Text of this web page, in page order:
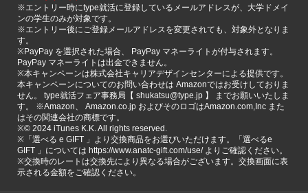
※エントリー時にtype就活に登録しているメールアドレスが、大学ドメイ
ンの学生のみが対象です。
※エントリー後にご登録メールアドレスを変更されても、対象外となりま
す。
※PayPay を選択された場合、 PayPay マネーライトが付与されます。
PayPay マネーライトは出金できません。
※本キャンペーンは株式会社キャリアデザインセンターによる提供です。
本キャンペーンについてのお問い合わせは Amazonではお受けしておりま
せん。 type就活フェア事務局【 shukatsu@type.jp 】 までお願いいたしま
す。 ※Amazon、 Amazon.co.jp およびそのロゴはAmazon.com,Inc また
はその関連会社の商標です。
※©️ 2024 iTunes K.K. All rights reserved.
※「選べる e GIFT 」より交換商品をお選びいただけます。「選べるe
GIFT 」については https://www.anatc-gift.com/use/ よりご確認ください。
※交換時のレートは交換先により異なる場合がございます。交換画面に表
示される金額をご確認ください。